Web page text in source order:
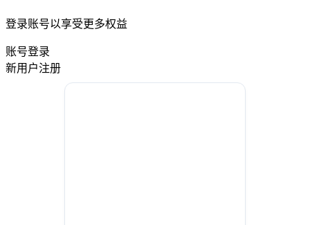
登录账号以享受更多权益
账号登录
新用户注册